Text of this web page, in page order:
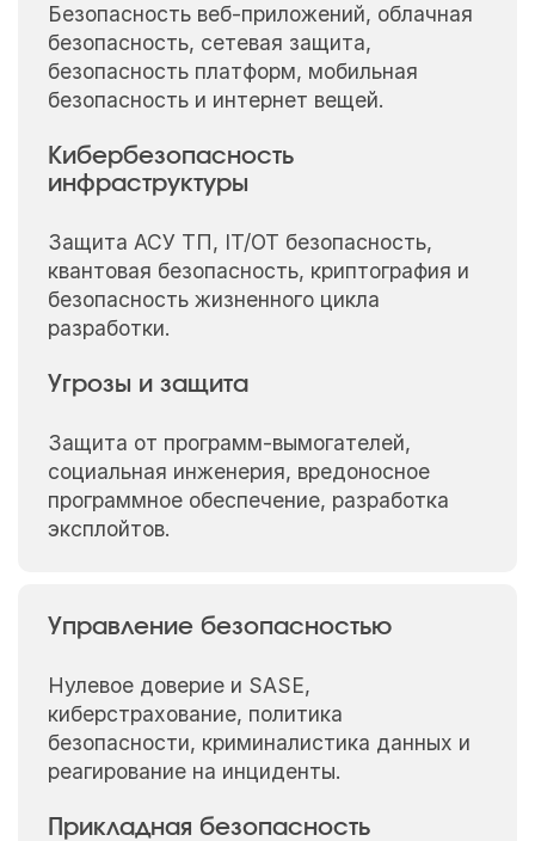
Безопасность веб-приложений, облачная
безопасность, сетевая защита,
безопасность платформ, мобильная
безопасность и интернет вещей.
Кибербезопасность
инфраструктуры
Защита АСУ ТП, IT/OT безопасность,
квантовая безопасность, криптография и
безопасность жизненного цикла
разработки.
Угрозы и защита
Защита от программ-вымогателей,
социальная инженерия, вредоносное
программное обеспечение, разработка
эксплойтов.
Управление безопасностью
Нулевое доверие и SASE,
киберстрахование, политика
безопасности, криминалистика данных и
реагирование на инциденты.
Прикладная безопасность